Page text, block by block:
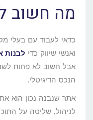
מה חשוב
כדאי לעבוד עם בעלי
ואנשי שיווק כדי לבנות
אבל חשוב לא פחות
הנכס הדיגיטלי.
אתר שנבנה נכון הוא
לניהול, שליטה על